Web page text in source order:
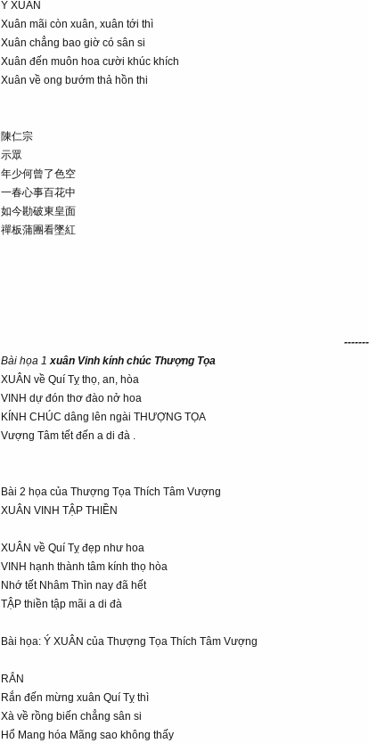
Ý XUÂN
Xuân mãi còn xuân, xuân tới thì
Xuân chẳng bao giờ có sân si
Xuân đến muôn hoa cười khúc khích
Xuân về ong bướm thả hồn thi
陳仁宗
示眾
年少何曾了色空
一春心事百花中
如今勘破東皇面
禪板蒲團看墜紅
Bài họa 1xuân Vinh kính chúc Thượng Tọa
XUÂN về Quí Tỵ thọ, an, hòa
VINH dự đón thơ đào nở hoa
KÍNH CHÚC dâng lên ngài THƯỢNG TỌA
Vượng Tâm tết đến a di đà .
Bài 2 họa của Thượng Tọa Thích Tâm Vượng
XUÂN VINH TẬP THIỀN
XUÂN về Quí Tỵ đẹp như hoa
VINH hạnh thành tâm kính thọ hòa
Nhớ tết Nhâm Thìn nay đã hết
TẬP thiền tập mãi a di đà
Bài họa: Ý XUÂN của Thượng Tọa Thích Tâm Vượng
RẮN
Rắn đến mừng xuân Quí Tỵ thì
Xà về rồng biến chẳng sân si
Hổ Mang hóa Mãng sao không thấy